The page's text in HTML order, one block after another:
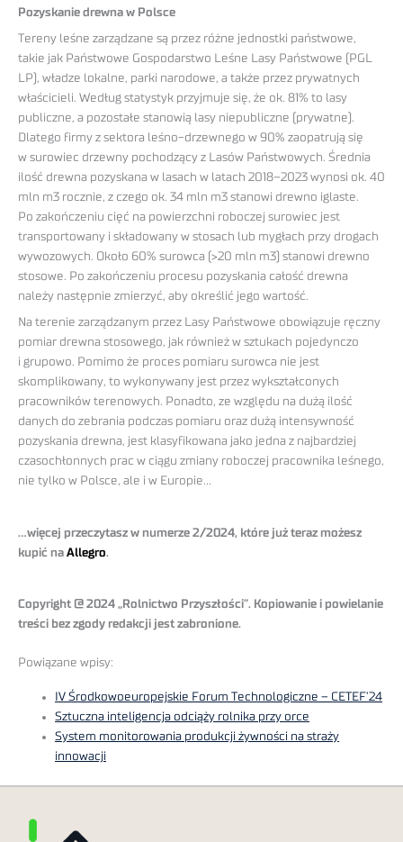
Pozyskanie drewna w Polsce
Tereny leśne zarządzane są przez różne jednostki państwowe,
takie jak Państwowe Gospodarstwo Leśne Lasy Państwowe (PGL
LP), władze lokalne, parki narodowe, a także przez prywatnych
właścicieli. Według statystyk przyjmuje się, że ok. 81% to lasy
publiczne, a pozostałe stanowią lasy niepubliczne (prywatne).
Dlatego firmy z sektora leśno-drzewnego w 90% zaopatrują się
w surowiec drzewny pochodzący z Lasów Państwowych. Średnia
ilość drewna pozyskana w lasach w latach 2018–2023 wynosi ok. 40
mln m3 rocznie, z czego ok. 34 mln m3 stanowi drewno iglaste.
Po zakończeniu cięć na powierzchni roboczej surowiec jest
transportowany i składowany w stosach lub mygłach przy drogach
wywozowych. Około 60% surowca (>20 mln m3) stanowi drewno
stosowe. Po zakończeniu procesu pozyskania całość drewna
należy następnie zmierzyć, aby określić jego wartość.
Na terenie zarządzanym przez Lasy Państwowe obowiązuje ręczny
pomiar drewna stosowego, jak również w sztukach pojedynczo
i grupowo. Pomimo że proces pomiaru surowca nie jest
skomplikowany, to wykonywany jest przez wykształconych
pracowników terenowych. Ponadto, ze względu na dużą ilość
danych do zebrania podczas pomiaru oraz dużą intensywność
pozyskania drewna, jest klasyfikowana jako jedna z najbardziej
czasochłonnych prac w ciągu zmiany roboczej pracownika leśnego,
nie tylko w Polsce, ale i w Europie…
…więcej przeczytasz w numerze 2/2024, które już teraz możesz
kupić na Allegro.
Copyright @ 2024 „Rolnictwo Przyszłości”. Kopiowanie i powielanie
treści bez zgody redakcji jest zabronione.
Powiązane wpisy:
IV Środkowoeuropejskie Forum Technologiczne – CETEF’24
Sztuczna inteligencja odciąży rolnika przy orce
System monitorowania produkcji żywności na straży
innowacji